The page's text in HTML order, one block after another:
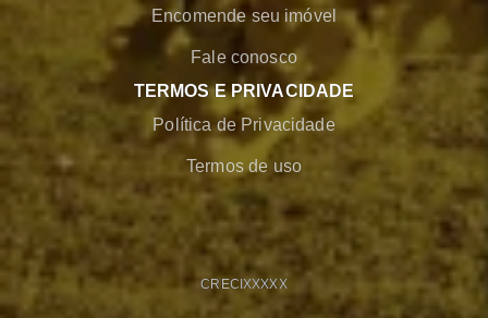
Encomende seu imóvel
Fale conosco
TERMOS E PRIVACIDADE
Política de Privacidade
Termos de uso
CRECI XXXXX